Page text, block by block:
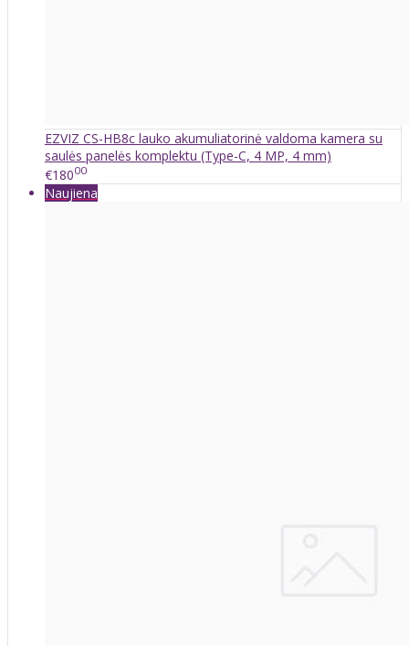
EZVIZ CS-HB8c lauko akumuliatorinė valdoma kamera su
saulės panelės komplektu (Type-C, 4 MP, 4 mm)
€18000
Naujiena